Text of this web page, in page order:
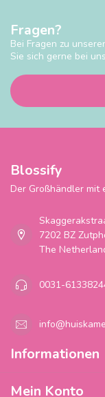
Fragen?
Bei Fragen zu
Sie sich gerne bei
Blossify
Der Großhändler mit
7202 BZ
The
0031-
Informationen
Mein Konto